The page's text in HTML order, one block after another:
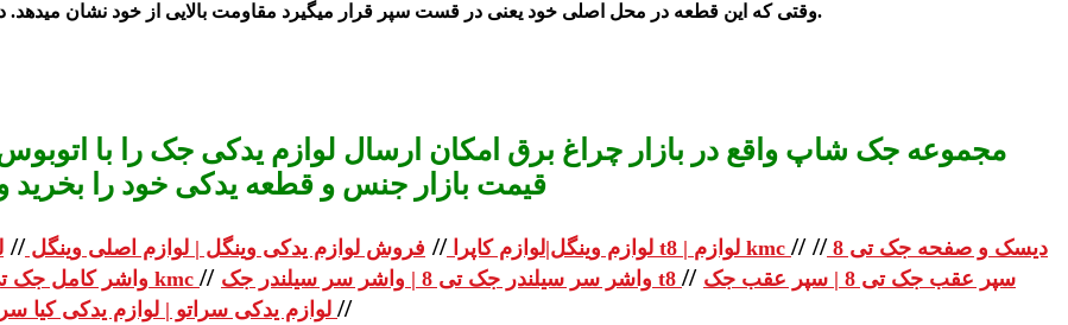
وقتی که این قطعه در محل اصلی خود یعنی در قست سپر قرار میگیرد مقاومت بالایی از خود نشان میدهد. دلیل مقاومت بالای آن ناهمواری های منظمی است روی آن قرار دارد.
مجموعه جک شاپ واقع در بازار چراغ برق امکان ارسال لوازم یدکی جک را با
قیمت بازار جنس و قطعه یدکی خود را بخرید و
لوازم وینگل|لوازم کاپرا // فروش لوازم یدکی وینگل | لوازم اصلی وینگل // لوازم یدکی جک تی 8 | لوازم یدکی جک t8 | لوازم kmc // دیسک و صفحه جک تی 8 //
واشر کامل جک تی 8 | واشر کامل جک kmc // واشر سر سیلندر جک تی 8 | واشر سر سیلندر جک t8 // سپر عقب جک تی 8 | سپر عقب جک
//